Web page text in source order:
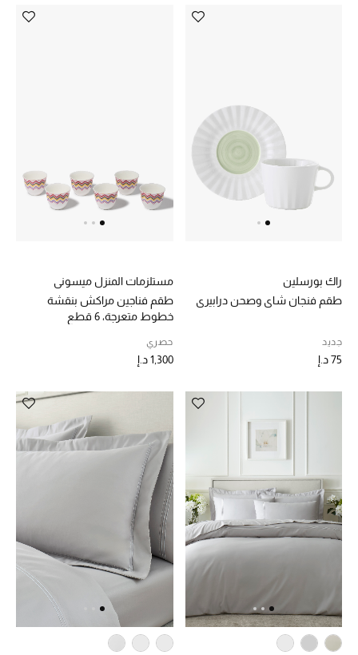
مستلزمات المنزل
المجوهرات
النساء
عرض جميع المنتجات
الموسم الجديد
ركن أناقة المنتجعات
جميع إصدارتنا النسائية
تشكيلة المناسبات للنساء
راك بورسلين
طقم فنجان شاي وصحن درابيري
جديد
75 د.إ
مستلزمات المنزل ميسوني
طقم فناجين مراكش بنقشة
خطوط متعرجة، 6 قطع
حصري
1,300 د.إ